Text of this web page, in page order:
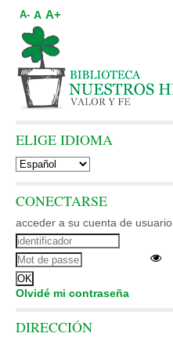
A- A A+
ELIGE IDIOMA
CONECTARSE
acceder a su cuenta de usuario
Olvidé mi contraseña
DIRECCIÓN